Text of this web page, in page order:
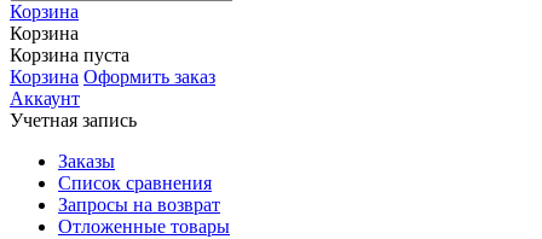
Корзина
Корзина
Корзина пуста
Корзина Оформить заказ
Аккаунт
Учетная запись
Заказы
Список сравнения
Запросы на возврат
Отложенные товары